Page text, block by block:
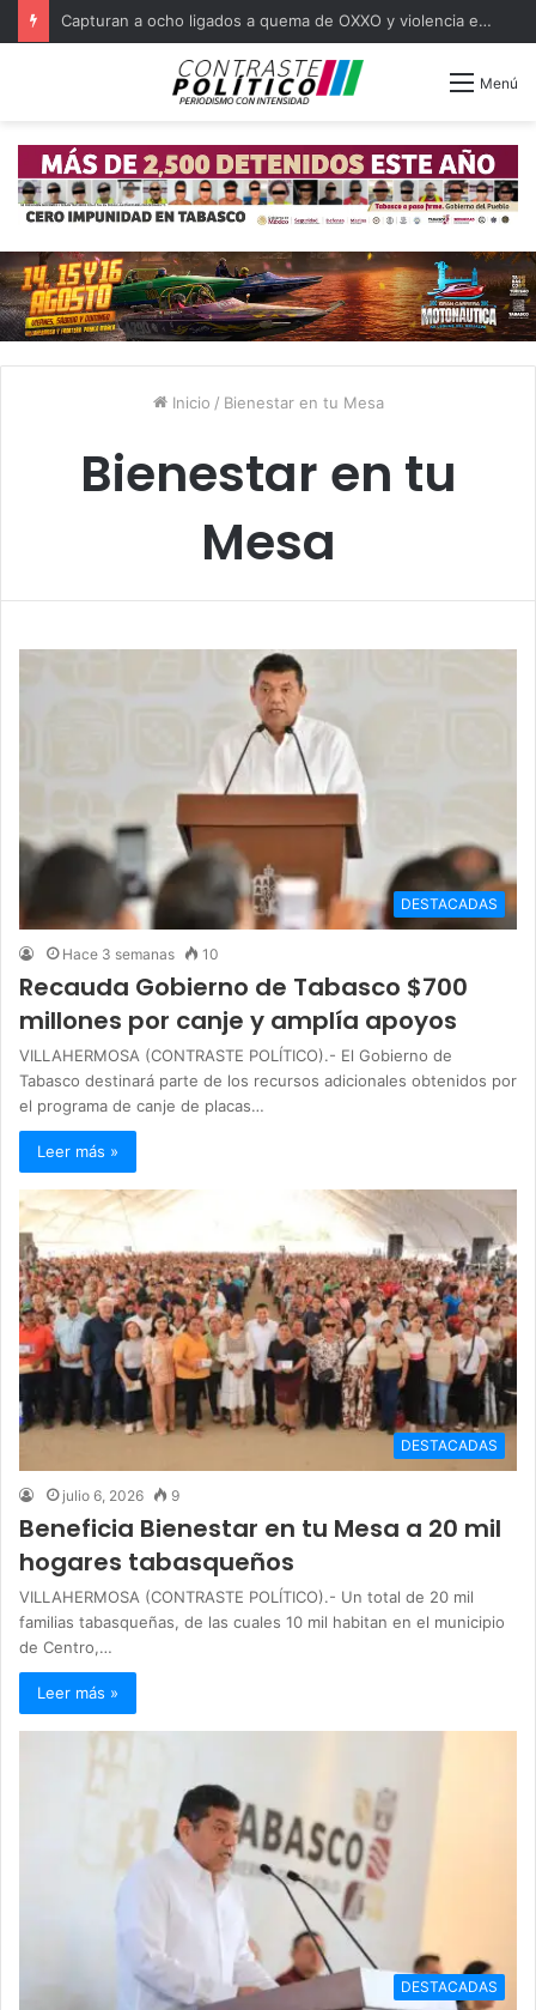
Capturan a ocho ligados a quema de OXXO y violencia en Tabasco
Menú
Inicio / Bienestar en tu Mesa
Bienestar en tu
Mesa
DESTACADAS
Hace 3 semanas 10
Recauda Gobierno de Tabasco $700
millones por canje y amplía apoyos
VILLAHERMOSA (CONTRASTE POLÍTICO).- El Gobierno de
Tabasco destinará parte de los recursos adicionales obtenidos por
el programa de canje de placas…
Leer más »
DESTACADAS
julio 6, 2026 9
Beneficia Bienestar en tu Mesa a 20 mil
hogares tabasqueños
VILLAHERMOSA (CONTRASTE POLÍTICO).- Un total de 20 mil
familias tabasqueñas, de las cuales 10 mil habitan en el municipio
de Centro,…
Leer más »
DESTACADAS